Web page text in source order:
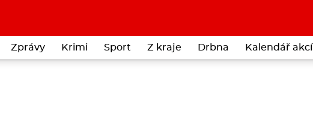
Zprávy Krimi Sport Z kraje Drbna Kalendář akcí